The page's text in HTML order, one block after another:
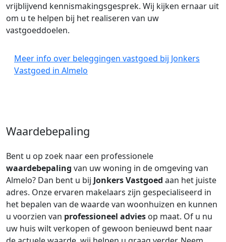
vrijblijvend kennismakingsgesprek. Wij kijken ernaar uit
om u te helpen bij het realiseren van uw
vastgoeddoelen.
Meer info over beleggingen vastgoed bij Jonkers
Vastgoed in Almelo
Waardebepaling
Bent u op zoek naar een professionele
waardebepaling van uw woning in de omgeving van
Almelo? Dan bent u bij Jonkers Vastgoed aan het juiste
adres. Onze ervaren makelaars zijn gespecialiseerd in
het bepalen van de waarde van woonhuizen en kunnen
u voorzien van professioneel advies op maat. Of u nu
uw huis wilt verkopen of gewoon benieuwd bent naar